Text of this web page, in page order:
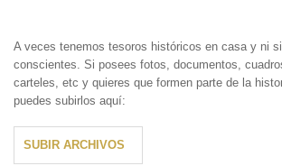
A veces tenemos tesoros históricos en casa y ni
conscientes. Si posees fotos, documentos,
carteles, etc y quieres que formen parte de la
puedes subirlos aquí:
SUBIR ARCHIVOS